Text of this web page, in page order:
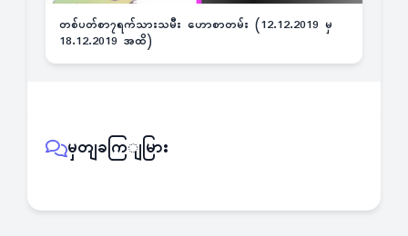
တစ်ပတ်စာ၇ရက်သားသမီး ဟောစာတမ်း (12.12.2019 မှ
18.12.2019 အထိ)
မှတျခကြျမြား